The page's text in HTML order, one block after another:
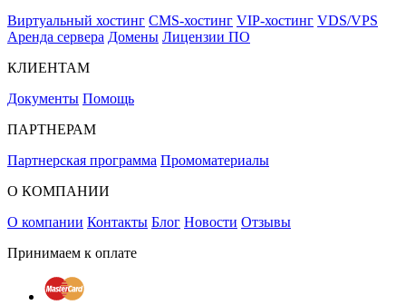
Виртуальный хостинг CMS-хостинг VIP-хостинг VDS/VPS
Аренда сервера Домены Лицензии ПО
КЛИЕНТАМ
Документы Помощь
ПАРТНЕРАМ
Партнерская программа Промоматериалы
О КОМПАНИИ
О компании Контакты Блог Новости Отзывы
Принимаем к оплате